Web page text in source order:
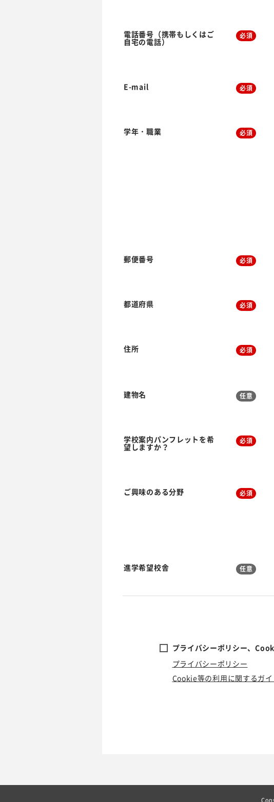
電話番号（携帯もしくはご
自宅の電話）
必須
E-mail 必須
学年・職業 必須
郵便番号 必須
都道府県 必須
住所 必須
建物名 任意
学校案内パンフレットを希
望しますか？
必須
ご興味のある分野 必須
進学希望校舎 任意
プライバシーポリシー、
プライバシーポリシー
Cookie等の利用に関するガ